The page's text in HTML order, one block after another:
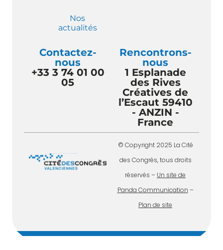
Nos
actualités
Contactez-
nous
+33 3 74 01 00
05
Rencontrons-
nous
1 Esplanade
des Rives
Créatives de
l’Escaut 59410
- ANZIN -
France
© Copyright 2025 La Cité
des Congrès, tous droits
réservés – Un site de
Panda Communication –
Plan de site